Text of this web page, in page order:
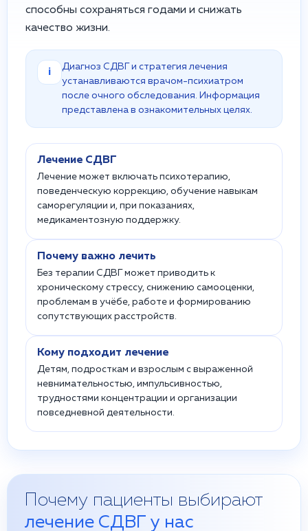
способны сохраняться годами и снижать
качество жизни.
i
Диагноз СДВГ и стратегия лечения
устанавливаются врачом-психиатром
после очного обследования. Информация
представлена в ознакомительных целях.
Лечение СДВГ
Лечение может включать психотерапию,
поведенческую коррекцию, обучение навыкам
саморегуляции и, при показаниях,
медикаментозную поддержку.
Почему важно лечить
Без терапии СДВГ может приводить к
хроническому стрессу, снижению самооценки,
проблемам в учёбе, работе и формированию
сопутствующих расстройств.
Кому подходит лечение
Детям, подросткам и взрослым с выраженной
невнимательностью, импульсивностью,
трудностями концентрации и организации
повседневной деятельности.
Почему пациенты выбирают
лечение СДВГ у нас